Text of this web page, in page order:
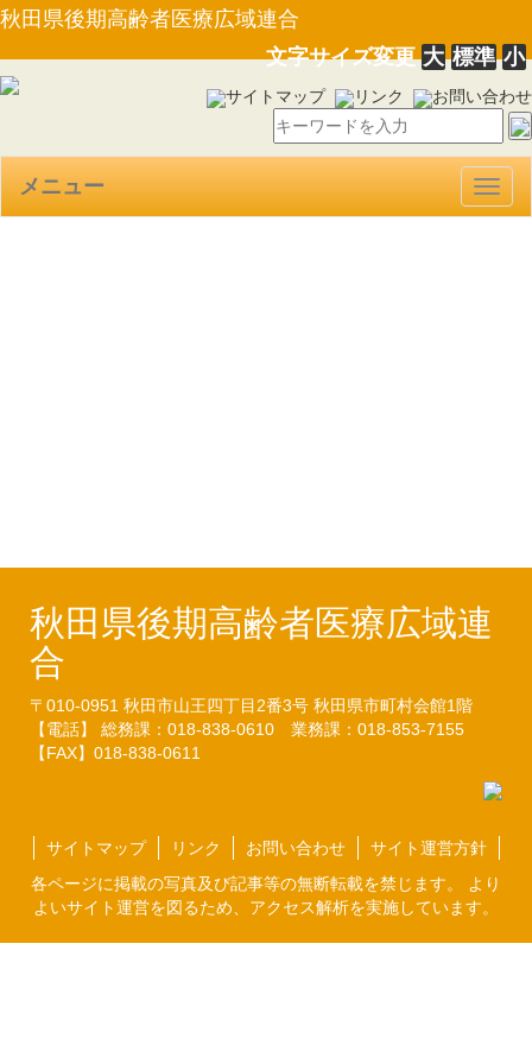
秋田県後期高齢者医療広域連合
文字サイズ変更大 標準 小
サイトマップ リンク お問い合わせ
メニュー
秋田県後期高齢者医療広域連
合
〒010-0951 秋田市山王四丁目2番3号 秋田県市町村会館1階
【電話】 総務課：018-838-0610 業務課：018-853-7155
【FAX】018-838-0611
サイトマップ リンク お問い合わせ
サイト運営方針
各ページに掲載の写真及び記事等の無断転載を禁じます。 より
よいサイト運営を図るため、アクセス解析を実施しています。